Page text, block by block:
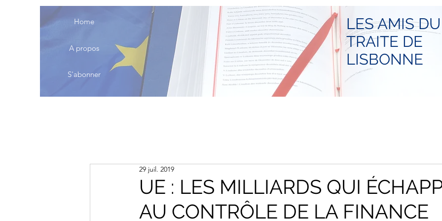
LES AMIS DU
TRAITE DE
LISBONNE
Home
A propos
S'abonner
UE : LES MILLIARDS QUI
AU CONTRÔLE DE LA FINANCE
29 juil. 2019